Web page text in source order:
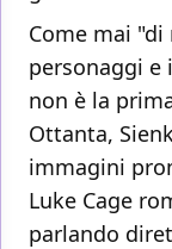
Come mai "di
personaggi e
non è la
Ottanta,
immagini
Luke Cage
parlando